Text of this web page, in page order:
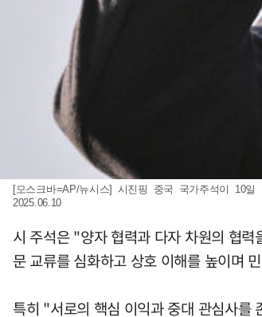
[모스크바=AP/뉴시스] 시진핑 중국 국가주석이 10
2025.06.10
시 주석은 "양자 협력과 다자 차원의 협
문 교류를 심화하고 상호 이해를 높이며
특히 "서로의 핵심 이익과 중대 관심사를